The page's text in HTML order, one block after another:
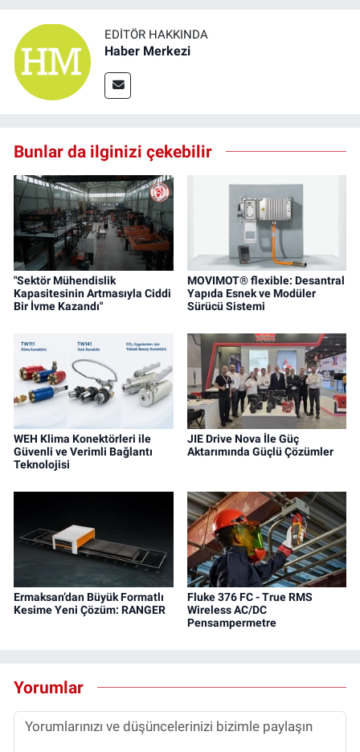
EDITÖR HAKKINDA
Haber Merkezi
Bunlar da ilginizi çekebilir
"Sektör Mühendislik
Kapasitesinin Artmasıyla Ciddi
Bir İvme Kazandı"
MOVIMOT® flexible: Desantral
Yapıda Esnek ve Modüler
Sürücü Sistemi
WEH Klima Konektörleri ile
Güvenli ve Verimli Bağlantı
Teknolojisi
JIE Drive Nova İle Güç
Aktarımında Güçlü Çözümler
Ermaksan’dan Büyük Formatlı
Kesime Yeni Çözüm: RANGER
Fluke 376 FC - True RMS
Wireless AC/DC
Pensampermetre
Yorumlar